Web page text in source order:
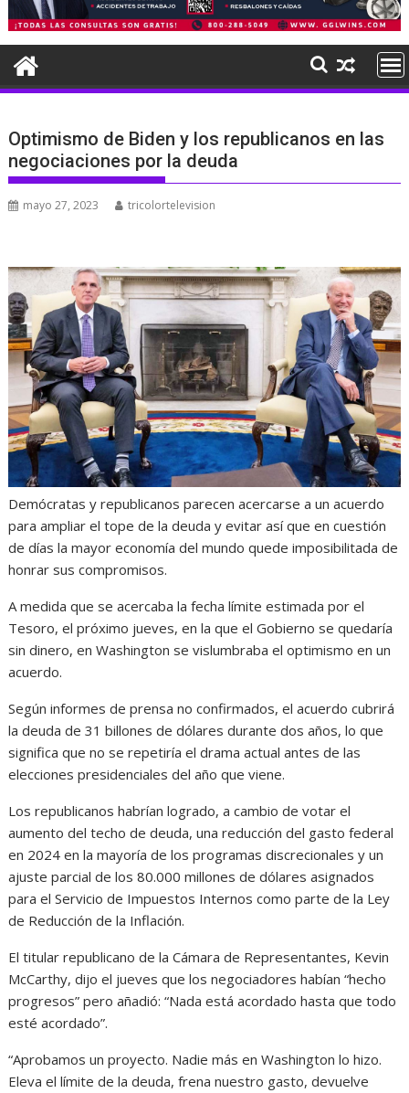
Optimismo de Biden y los republicanos en las
negociaciones por la deuda
mayo 27, 2023 tricolortelevision
Demócratas y republicanos parecen acercarse a un acuerdo
para ampliar el tope de la deuda y evitar así que en cuestión
de días la mayor economía del mundo quede imposibilitada de
honrar sus compromisos.
A medida que se acercaba la fecha límite estimada por el
Tesoro, el próximo jueves, en la que el Gobierno se quedaría
sin dinero, en Washington se vislumbraba el optimismo en un
acuerdo.
Según informes de prensa no confirmados, el acuerdo cubrirá
la deuda de 31 billones de dólares durante dos años, lo que
significa que no se repetiría el drama actual antes de las
elecciones presidenciales del año que viene.
Los republicanos habrían logrado, a cambio de votar el
aumento del techo de deuda, una reducción del gasto federal
en 2024 en la mayoría de los programas discrecionales y un
ajuste parcial de los 80.000 millones de dólares asignados
para el Servicio de Impuestos Internos como parte de la Ley
de Reducción de la Inflación.
El titular republicano de la Cámara de Representantes, Kevin
McCarthy, dijo el jueves que los negociadores habían “hecho
progresos” pero añadió: “Nada está acordado hasta que todo
esté acordado”.
“Aprobamos un proyecto. Nadie más en Washington lo hizo.
Eleva el límite de la deuda, frena nuestro gasto, devuelve